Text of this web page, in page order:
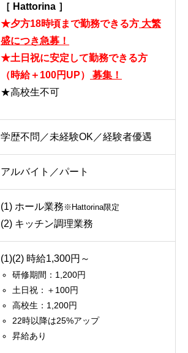
［ Hattorina ］
★夕方18時頃まで勤務できる方 大繁
盛につき急募！
★土日祝に安定して勤務できる方
（時給＋100円UP）
募集！
★高校生不可
学歴不問／未経験OK／経験者優遇
アルバイト／パート
(1) ホール業務 ※Hattorina限定
(2) キッチン調理業務
(1)(2) 時給1,300円～
研修期間：1,200円
土日祝：＋100円
高校生：1,200円
22時以降は25%アップ
昇給あり